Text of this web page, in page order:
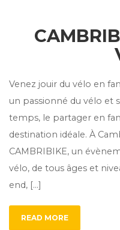
Venez jouir du vélo en
un passionné du vélo et
temps, le partager en
destination idéale. À
CAMBRIBIKE, un
vélo, de tous âges et
end, […]
READ MORE